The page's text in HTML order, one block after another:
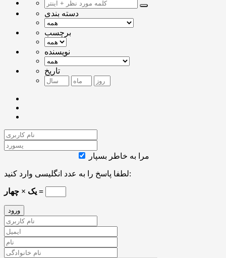
دسته بندی
برچسب
نویسنده
تاریخ
مرا به خاطر بسپار
لطفا پاسخ را به عدد انگلیسی وارد کنید:
یک × چهار =